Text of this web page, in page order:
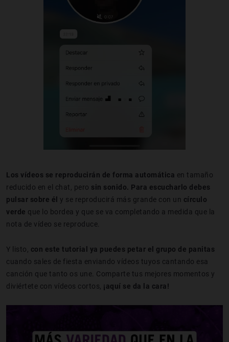
Los vídeos se reproducirán de forma automática en tamaño
reducido en el chat, pero sin sonido. Para escucharlo debes
pulsar sobre él y se reproducirá más grande con un círculo
verde que lo bordea y que se va completando a medida que la
nota de vídeo se reproduce.
Y listo, con este tutorial ya puedes petar el grupo de panitas
cuando sales de fiesta enviando vídeos tuyos cantando esa
canción que tanto os une. Comparte tus mejores momentos y
diviértete con vídeos cortos, ¡aquí se da la cara!